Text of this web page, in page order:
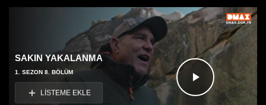
Videoyu
SAKIN YAKALANMA
1. SEZON 8. BÖLÜM
LİSTEME EKLE